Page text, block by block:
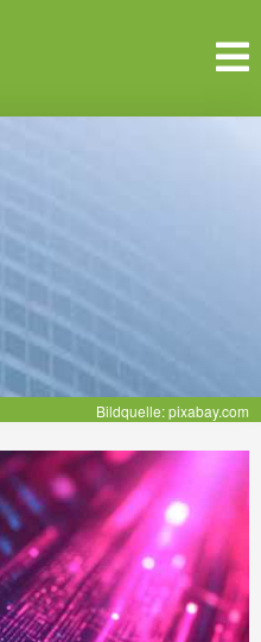
Bildquelle: pixabay.com